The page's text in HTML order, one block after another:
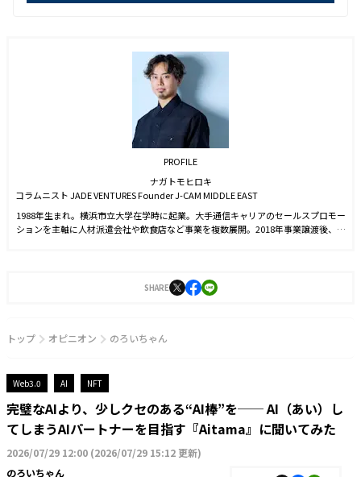
PROFILE
ナガトモヒロキ
コラムニスト JADE VENTURES Founder J-CAM MIDDLE EAST
1988年生まれ。横浜市立大学在学時に起業。大手通信キャリアのセールスプロモー
ションを主軸に人材派遣会社や飲食店など事業を複数展開。2018年事業譲渡後、ヨ
ォーム「Bit Lending」を立ち上げる。常識を覆す革新的なアイデアでクリプトレン
ディングの業界水準を上げ多くのユーザーから支持を得ている。現在はドバイに在
行っている。
SHARE
トップ オピニオン のろいちゃん
Web3.0 AI NFT
完璧なAIより、少しクセのある“AI棒”を── AI（あい）し
てしまうAIパートナーを目指す『Aitama』に聞いてみた
2026/07/29 12:00 (2026/07/29 15:12 更新)
のろいちゃん